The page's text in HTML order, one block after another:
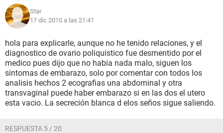
Star
17 dic 2010 a las 21:41
hola para explicarle, aunque no he tenido relaciones, y el
diagnostico de ovario poliquistico fue desmentido por el
medico pues dijo que no habia nada malo, siguen los
sintomas de embarazo, solo por comentar con todos los
analisis hechos 2 ecografias una abdominal y otra
transvaginal puede haber embarazo si en las dos el utero
esta vacio. La secreción blanca d elos seños sigue saliendo.
RESPUESTA 5 / 20